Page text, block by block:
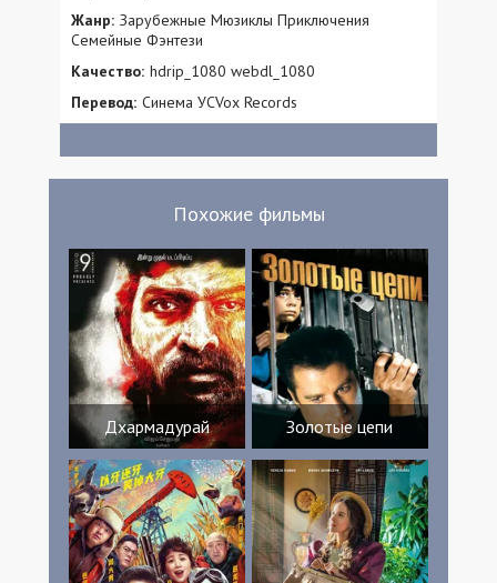
Жанр: Зарубежные Мюзиклы Приключения
Семейные Фэнтези
Качество: hdrip_1080 webdl_1080
Перевод: Синема УСVox Records
Похожие фильмы
Дхармадурай Золотые цепи